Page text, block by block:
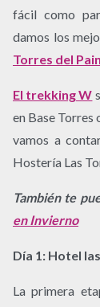
fácil como
damos los
Torres del
El trekking W
en Base Torres
vamos a
Hostería Las
También te
en Invierno
Día 1: Hotel
La primera